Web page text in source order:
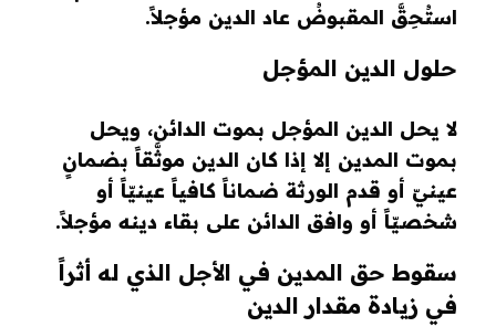
استُحِقَّ المقبوضُ عاد الدين مؤجلاً.
حلول الدين المؤجل
لا يحل الدين المؤجل بموت الدائن، ويحل
بموت المدين إلا إذا كان الدين موثَّقاً بضمانٍ
عينيّ أو قدم الورثة ضماناً كافياً عينيّاً أو
شخصيّاً أو وافق الدائن على بقاء دينه مؤجلاً.
سقوط حق المدين في الأجل الذي له أثراً
في زيادة مقدار الدين